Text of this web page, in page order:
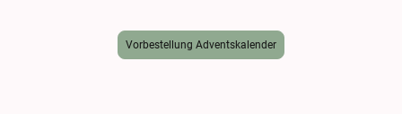
Vorbestellung Adventskalender